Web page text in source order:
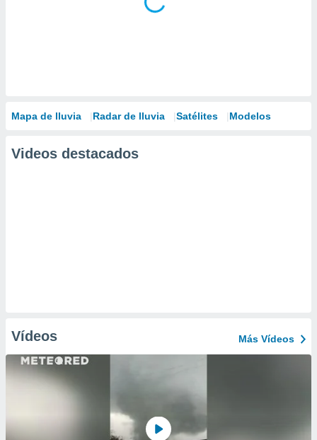
Mapa de lluvia Radar de lluvia Satélites Modelos
Videos destacados
Vídeos Más Vídeos